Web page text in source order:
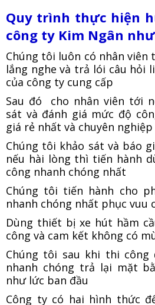
Quy trình thực hiện
công ty Kim Ngân
Chúng tôi luôn có nhân viên
lắng nghe và trả lói câu hỏi
của công ty cung cấp
Sau đó cho nhân viên tới
sát và đánh giá mức độ
giá rẻ nhất và chuyên nghiệp
Chúng tôi khảo sát và báo
nếu hài lòng thì tiến hành
công nhanh chóng nhất
Chúng tôi tiến hành cho
nhanh chóng nhất phục vuu
Dùng thiết bị xe hút hầm
công và cam kết không có
Chúng tôi sau khi thi công
nhanh chóng trả lại mặt
như lức ban đầu
Công ty có hai hình thức